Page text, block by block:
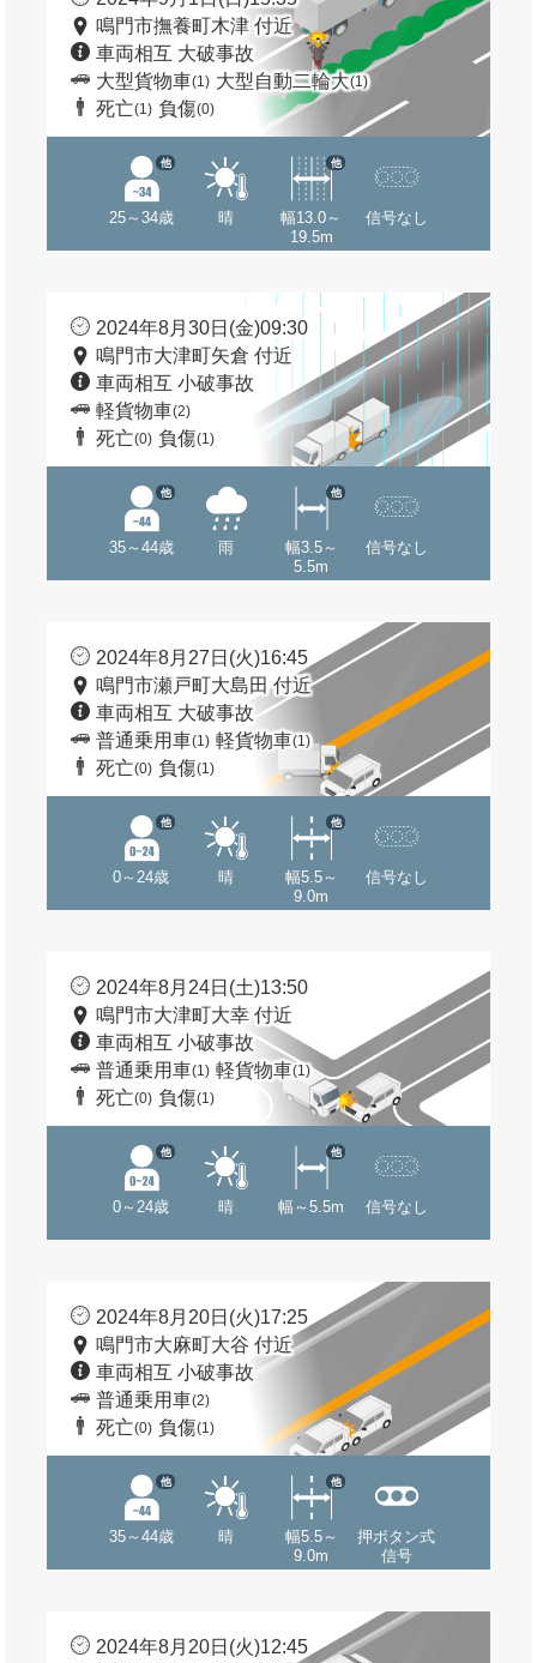
鳴門市撫養町木津 付近
車両相互 大破事故
大型貨物車(1) 大型自動二輪大(1)
死亡(1) 負傷(0)
25～34歳
他
晴
幅13.0～
19.5m
他
信号なし
2024年8月30日(金)09:30
鳴門市大津町矢倉 付近
車両相互 小破事故
軽貨物車(2)
死亡(0) 負傷(1)
35～44歳
他
雨
幅3.5～
5.5m
他
信号なし
2024年8月27日(火)16:45
鳴門市瀬戸町大島田 付近
車両相互 大破事故
普通乗用車(1) 軽貨物車(1)
死亡(0) 負傷(1)
0～24歳
他
晴
幅5.5～
9.0m
他
信号なし
2024年8月24日(土)13:50
鳴門市大津町大幸 付近
車両相互 小破事故
普通乗用車(1) 軽貨物車(1)
死亡(0) 負傷(1)
0～24歳
他
晴 幅～5.5m
他
信号なし
2024年8月20日(火)17:25
鳴門市大麻町大谷 付近
車両相互 小破事故
普通乗用車(2)
死亡(0) 負傷(1)
35～44歳
他
晴
幅5.5～
9.0m
他
押ボタン式
信号
2024年8月20日(火)12:45